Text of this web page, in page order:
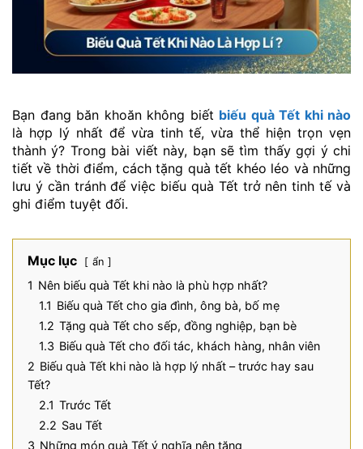
Bạn đang băn khoăn không biết biếu quà Tết khi nào
là hợp lý nhất để vừa tinh tế, vừa thể hiện trọn vẹn
thành ý? Trong bài viết này, bạn sẽ tìm thấy gợi ý chi
tiết về thời điểm, cách tặng quà tết khéo léo và những
lưu ý cần tránh để việc biếu quà Tết trở nên tinh tế và
ghi điểm tuyệt đối.
Mục lục ẩn
1 Nên biếu quà Tết khi nào là phù hợp nhất?
1.1 Biếu quà Tết cho gia đình, ông bà, bố mẹ
1.2 Tặng quà Tết cho sếp, đồng nghiệp, bạn bè
1.3 Biếu quà Tết cho đối tác, khách hàng, nhân viên
2 Biếu quà Tết khi nào là hợp lý nhất – trước hay sau
Tết?
2.1 Trước Tết
2.2 Sau Tết
3 Những món quà Tết ý nghĩa nên tặng